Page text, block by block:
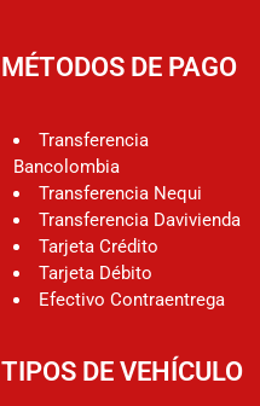
MÉTODOS DE PAGO
Transferencia
Bancolombia
Transferencia Nequi
Transferencia Davivienda
Tarjeta Crédito
Tarjeta Débito
Efectivo Contraentrega
TIPOS DE VEHÍCULO